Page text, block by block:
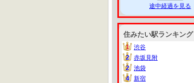
途中経過を見る
住みたい駅ランキング
1
1
渋谷
2
2
赤坂見附
2
2
池袋
4
4
新宿